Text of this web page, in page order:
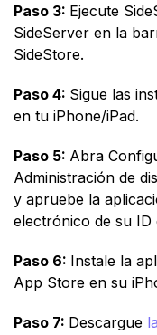
Paso 3: Ejecute
SideServer en la
SideStore.
Paso 4: Sigue las
en tu iPhone/iPad.
Paso 5: Abra
Administración de
y apruebe la
electrónico de su ID
Paso 6: Instale la
App Store en su
Paso 7: Descargue